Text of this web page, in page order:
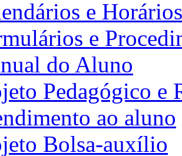
e Horários
e
do Aluno
Pedagógico e
ao aluno
Bolsa-auxílio